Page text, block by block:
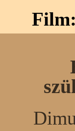
Film: